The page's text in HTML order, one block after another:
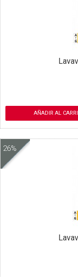
AÑADIR AL
26%